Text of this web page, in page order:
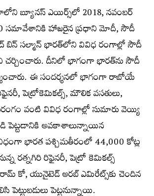
బ్యూనస్ ఎయిర్స్‌లో 2018, నవంబర్
సమావేశానికి హాజరైన ప్రధాని మోదీ, సౌదీ
బిన్ సల్మాన్ భారత్‌లోని వివిధ రంగాల్లో సౌదీ
చర్చించారు. దీనిలో భాగంగా భారత్‌ను సౌదీ
ఈ సందర్శనలో భాగంగా రాబోయే
పెట్రోకెమికల్స్, మౌలిక వసతులు,
వంటి వివిధ రంగాల్లో సుమారు వెయ్యి
పెట్టడానికి అవకాశాలున్నాయిన
భారత పశ్చిమతీరంలో 44,000 కోట్ల
రత్నగిరి రిఫైనరీ, పెట్రో కెమికల్స్
కో, యునైటెడ్ అరబ్ ఎమిరేట్స్‌కు చెందిన
పెట్టుబడులు పెట్టనున్నాయి.